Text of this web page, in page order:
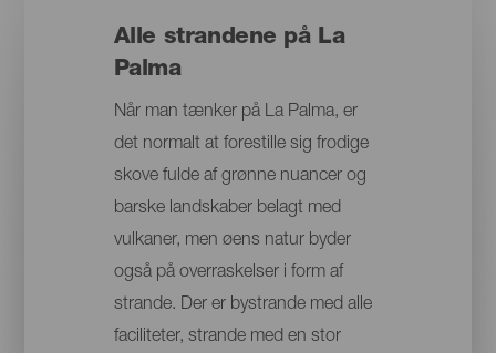
Alle strandene på La
Palma
Når man tænker på La Palma, er
det normalt at forestille sig frodige
skove fulde af grønne nuancer og
barske landskaber belagt med
vulkaner, men øens natur byder
også på overraskelser i form af
strande. Der er bystrande med alle
faciliteter, strande med en stor